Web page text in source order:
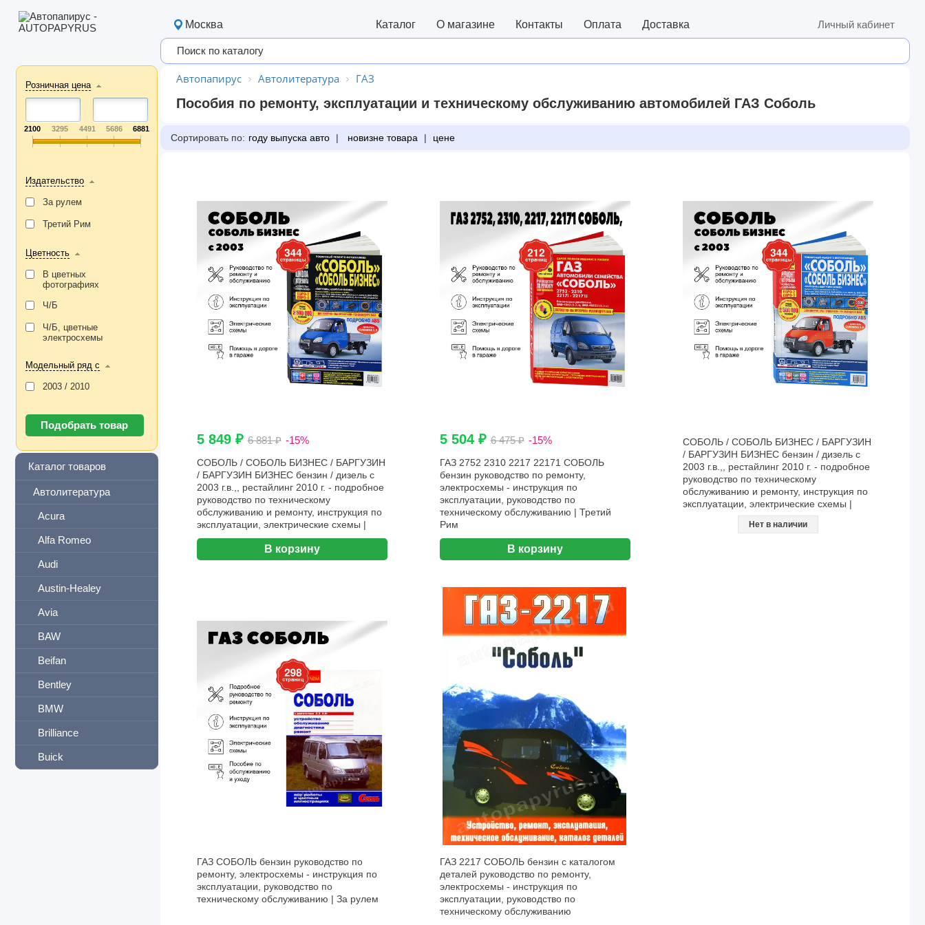
Розничная цена
2100 3295 4491 5686 6881
Издательство
За рулем
Третий Рим
Цветность
В цветных
фотографиях
Ч/Б
Ч/Б, цветные
электросхемы
Модельный ряд с
2003 / 2010
Каталог товаров
Автолитература
Acura
Alfa Romeo
Audi
Austin-Healey
Avia
BAW
Beifan
Bentley
BMW
Brilliance
Buick
Москва Каталог О магазине Контакты Оплата Доставка Личный кабинет
Автопапирус Автолитература ГАЗ
Пособия по ремонту, эксплуатации и техническому обслуживанию автомобилей ГАЗ Соболь
Сортировать по: году выпуска авто | новизне товара | цене
5 849 ₽6 881 ₽ -15%
СОБОЛЬ / СОБОЛЬ БИЗНЕС / БАРГУЗИН
/ БАРГУЗИН БИЗНЕС бензин / дизель с
2003 г.в.,, рестайлинг 2010 г. - подробное
руководство по техническому
обслуживанию и ремонту, инструкция по
эксплуатации, электрические схемы |
Третий Рим
В корзину
5 504 ₽6 475 ₽ -15%
ГАЗ 2752 2310 2217 22171 СОБОЛЬ
бензин руководство по ремонту,
электросхемы - инструкция по
эксплуатации, руководство по
техническому обслуживанию | Третий
Рим
В корзину
СОБОЛЬ / СОБОЛЬ БИЗНЕС / БАРГУЗИН
/ БАРГУЗИН БИЗНЕС бензин / дизель с
2003 г.в.,, рестайлинг 2010 г. - подробное
руководство по техническому
обслуживанию и ремонту, инструкция по
эксплуатации, электрические схемы |
Нет в наличии
ГАЗ СОБОЛЬ бензин руководство по
ремонту, электросхемы - инструкция по
эксплуатации, руководство по
техническому обслуживанию | За рулем
ГАЗ 2217 СОБОЛЬ бензин с каталогом
деталей руководство по ремонту,
электросхемы - инструкция по
эксплуатации, руководство по
техническому обслуживанию